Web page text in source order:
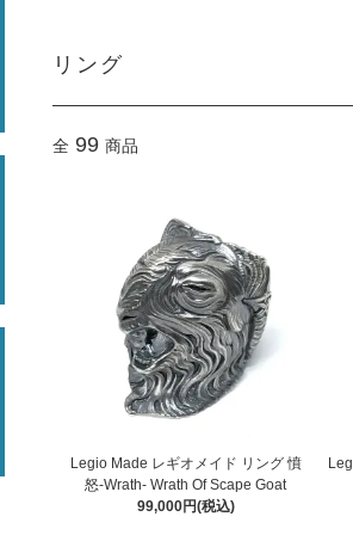
リング
全 99 商品
Legio Made レギオメイド リング 憤
怒-Wrath- Wrath Of Scape Goat
99,000円(税込)